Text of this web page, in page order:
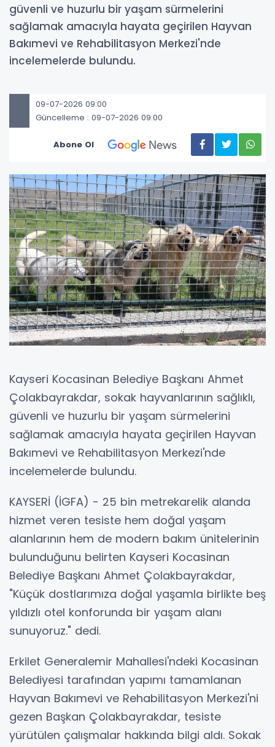
güvenli ve huzurlu bir yaşam sürmelerini
sağlamak amacıyla hayata geçirilen Hayvan
Bakımevi ve Rehabilitasyon Merkezi'nde
incelemelerde bulundu.
09-07-2026 09:00
Güncelleme : 09-07-2026 09:00
Abone Ol
Kayseri Kocasinan Belediye Başkanı Ahmet
Çolakbayrakdar, sokak hayvanlarının sağlıklı,
güvenli ve huzurlu bir yaşam sürmelerini
sağlamak amacıyla hayata geçirilen Hayvan
Bakımevi ve Rehabilitasyon Merkezi'nde
incelemelerde bulundu.
KAYSERİ (İGFA) - 25 bin metrekarelik alanda
hizmet veren tesiste hem doğal yaşam
alanlarının hem de modern bakım ünitelerinin
bulunduğunu belirten Kayseri Kocasinan
Belediye Başkanı Ahmet Çolakbayrakdar,
"Küçük dostlarımıza doğal yaşamla birlikte beş
yıldızlı otel konforunda bir yaşam alanı
sunuyoruz." dedi.
Erkilet Generalemir Mahallesi'ndeki Kocasinan
Belediyesi tarafından yapımı tamamlanan
Hayvan Bakımevi ve Rehabilitasyon Merkezi'ni
gezen Başkan Çolakbayrakdar, tesiste
yürütülen çalışmalar hakkında bilgi aldı. Sokak